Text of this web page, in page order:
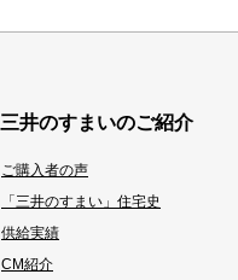
三井のすまいのご紹介
ご購入者の声
「三井のすまい」住宅史
供給実績
CM紹介